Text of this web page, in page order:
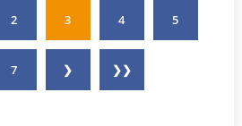
2 3 4 5
7 ❯ ❯❯